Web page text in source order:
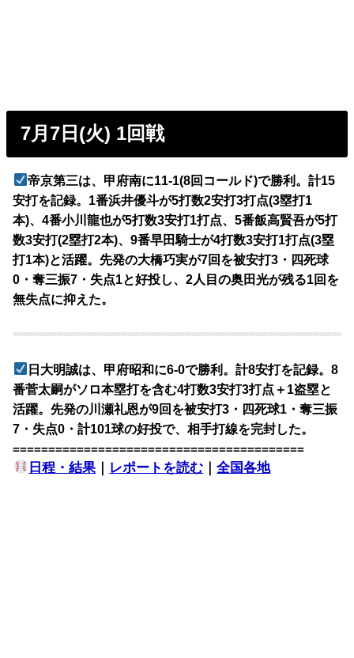
7月7日(火) 1回戦
帝京第三は、甲府南に11-1(8回コールド)で勝利。計15
安打を記録。1番浜井優斗が5打数2安打3打点(3塁打1
本)、4番小川龍也が5打数3安打1打点、5番飯高賢吾が5打
数3安打(2塁打2本)、9番早田騎士が4打数3安打1打点(3塁
打1本)と活躍。先発の大橋巧実が7回を被安打3・四死球
0・奪三振7・失点1と好投し、2人目の奥田光が残る1回を
無失点に抑えた。
日大明誠は、甲府昭和に6-0で勝利。計8安打を記録。8
番菅太嗣がソロ本塁打を含む4打数3安打3打点＋1盗塁と
活躍。先発の川瀬礼恩が9回を被安打3・四死球1・奪三振
7・失点0・計101球の好投で、相手打線を完封した。
=========================================
日程・結果 ｜ レポートを読む ｜全国各地